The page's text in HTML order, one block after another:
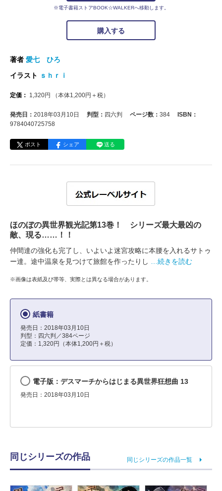
※電子書籍ストアBOOK☆WALKERへ移動します。
購入する
著者 愛七 ひろ
イラスト
ｓｈｒｉ
定価： 1,320円 （本体1,200円＋税）
発売日： 2018年03月10日 判型： 四六判 ページ数： 384
ISBN：
9784040725758
ポスト シェア 送る
ほのぼの異世界観光記第13巻！ シリーズ最大最凶の
敵、現る……！！
仲間達の強化も完了し、いよいよ迷宮攻略に本腰を入れるサトゥ
ー達。途中温泉を見つけて旅館を作ったりし
…続きを読む
※画像は表紙及び帯等、実際とは異なる場合があります。
紙書籍
発売日：2018年03月10日
判型：四六判／384ページ
定価：1,320円（本体1,200円＋税）
電子版：デスマーチからはじまる異世界狂想曲 13
発売日：2018年03月10日
同じシリーズの作品 同じシリーズの作品一覧